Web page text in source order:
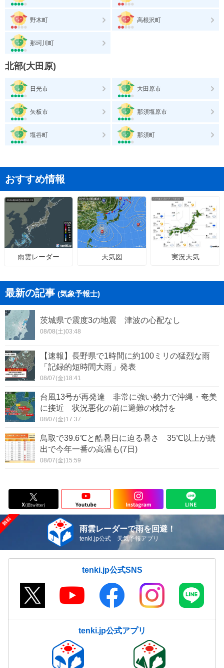
野木町 高根沢町
那珂川町
北部(大田原)
日光市 大田原市
矢板市 那須塩原市
塩谷町 那須町
おすすめ情報
雨雲レーダー 天気図 実況天気
最新の記事 (気象予報士)
茨城県で震度3の地震 津波の心配なし
08/08(土)03:48
【速報】長野県で1時間に約100ミリの猛烈な雨
「記録的短時間大雨」発表
08/07(金)18:41
台風13号が再発達 非常に強い勢力で沖縄・奄美
に接近 状況悪化の前に避難の検討を
08/07(金)17:37
鳥取で39.6℃と酷暑日に迫る暑さ 35℃以上が続
出で今年一番の高温も(7日)
08/07(金)15:59
雨雲レーダーで雨を回避！
tenki.jp公式 天気予報アプリ
tenki.jp公式SNS
tenki.jp公式アプリ